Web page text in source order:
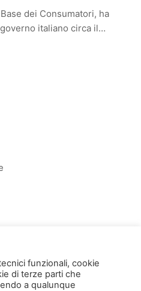
dei Consumatori, ha
italiano circa il…
funzionali, cookie
di terze parti che
a qualunque